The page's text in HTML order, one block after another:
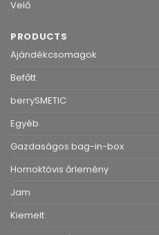
Velő
PRODUCTS
Ajándékcsomagok
Befőtt
berrySMETIC
Egyéb
Gazdaságos bag-in-box
Homoktövis őrlemény
Jam
Kiemelt